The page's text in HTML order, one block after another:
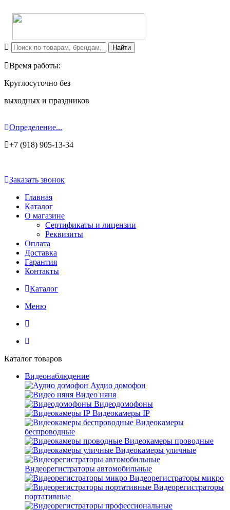
Время работы:
Круглосуточно без
выходных и праздников
Определение...
+7 (918) 905-13-34
Заказать звонок
Главная
Каталог
О магазине
Сертификаты и лицензии
Реквизиты
Оплата
Доставка
Гарантия
Контакты
Каталог
Меню
Каталог товаров
Видеонаблюдение
Аудио домофон
Видео няня
Видеодомофоны
Видеокамеры IP
Видеокамеры
беспроводные
Видеокамеры проводные
Видеокамеры уличные
Видеорегистраторы автомобильные
Видеорегистраторы микро
Видеорегистраторы
портативные